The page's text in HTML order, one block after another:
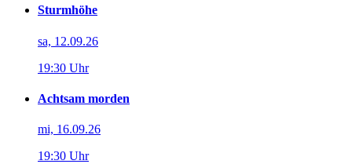
Sturmhöhe
sa, 12.09.26
19:30 Uhr
Achtsam morden
mi, 16.09.26
19:30 Uhr